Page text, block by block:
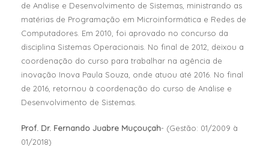
de Análise e Desenvolvimento de Sistemas, ministrando as
matérias de Programação em Microinformática e Redes de
Computadores. Em 2010, foi aprovado no concurso da
disciplina Sistemas Operacionais. No final de 2012, deixou a
coordenação do curso para trabalhar na agência de
inovação Inova Paula Souza, onde atuou até 2016. No final
de 2016, retornou à coordenação do curso de Análise e
Desenvolvimento de Sistemas.
Prof. Dr. Fernando Juabre Muçouçah- (Gestão: 01/2009 à
01/2018)